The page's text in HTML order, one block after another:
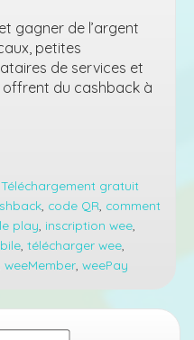
gagner de l’argent
petites
de services et
offrent du cashback à
Téléchargement gratuit
, code QR, comment
play, inscription wee,
, télécharger wee,
weeMember, weePay